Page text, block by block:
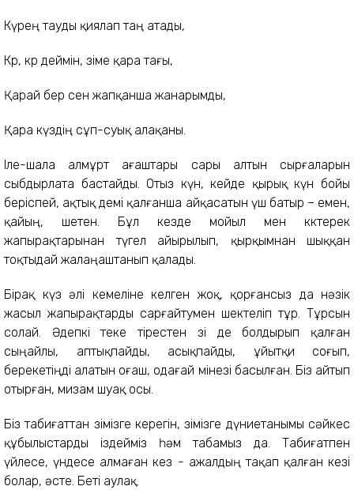
Күрең тауды қиялап таң атады,
Көр, көр деймін, өзіме қара тағы,
Қарай бер сен жапқанша жанарымды,
Қара күздің сұп-суық алақаны.
Іле-шала алмұрт ағаштары сары алтын сырғаларын
сыбдырлата бастайды. Отыз күн, кейде қырық күн бойы
беріспей, ақтық демі қалғанша айқасатын үш батыр – емен,
қайың, шетен. Бұл кезде мойыл мен көктерек
жапырақтарынан түгел айырылып, қырқымнан шыққан
тоқтыдай жалаңаштанып қалады.
Бірақ күз әлі кемеліне келген жоқ, қорғансыз да нәзік
жасыл жапырақтарды сарғайтумен шектеліп тұр. Тұрсын
солай. Әдепкі теке тірестен өзі де болдырып қалған
сыңайлы, аптықпайды, асықпайды, ұйытқи соғып,
берекетіңді алатын оғаш, одағай мінезі басылған. Біз айтып
отырған, мизам шуақ осы.
Біз табиғаттан өзімізге керегін, өзімізге дүниетанымы сәйкес
құбылыстарды іздейміз һәм табамыз да. Табиғатпен
үйлесе, үндесе алмаған кез - ажалдың тақап қалған кезі
болар, әсте. Беті аулақ.